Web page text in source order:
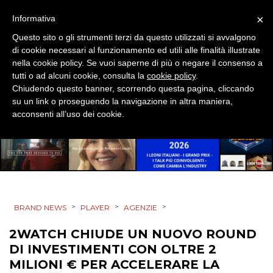
PRODOTTI
PUNTI VENDITA
CSR
STRATEGIE
CINEMA
ESTERNA
BRAND NEWS > PLAYER > AGENZIE >
2WATCH CHIUDE UN NUOVO ROUND
DI INVESTIMENTI CON OLTRE 2
MILIONI € PER ACCELERARE LA
×
Informativa
Questo sito o gli strumenti terzi da questo utilizzati si avvalgono
di cookie necessari al funzionamento ed utili alle finalità illustrate
nella cookie policy. Se vuoi saperne di più o negare il consenso a
tutti o ad alcuni cookie, consulta la cookie policy.
Chiudendo questo banner, scorrendo questa pagina, cliccando
su un link o proseguendo la navigazione in altra maniera,
acconsenti all’uso dei cookie.